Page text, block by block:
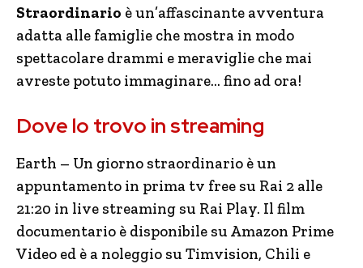
Straordinario è un’affascinante avventura
adatta alle famiglie che mostra in modo
spettacolare drammi e meraviglie che mai
avreste potuto immaginare… fino ad ora!
Dove lo trovo in streaming
Earth – Un giorno straordinario è un
appuntamento in prima tv free su Rai 2 alle
21:20 in live streaming su Rai Play. Il film
documentario è disponibile su Amazon Prime
Video ed è a noleggio su Timvision, Chili e